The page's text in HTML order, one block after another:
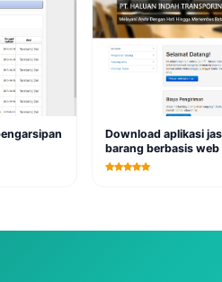
Download aplikasi
barang berbasis web